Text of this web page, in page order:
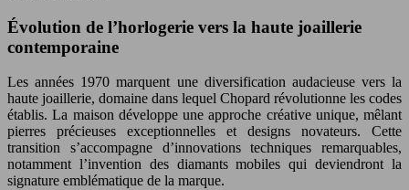
Évolution de l’horlogerie vers la haute joaillerie
contemporaine
Les années 1970 marquent une diversification audacieuse vers la
haute joaillerie, domaine dans lequel Chopard révolutionne les codes
établis. La maison développe une approche créative unique, mêlant
pierres précieuses exceptionnelles et designs novateurs. Cette
transition s’accompagne d’innovations techniques remarquables,
notamment l’invention des diamants mobiles qui deviendront la
signature emblématique de la marque.